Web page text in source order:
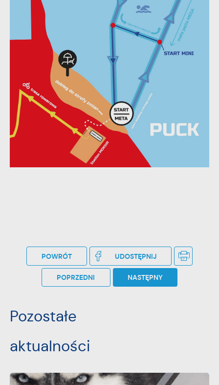
POWRÓT UDOSTĘPNIJ
POPRZEDNI NASTĘPNY
Pozostałe
aktualności